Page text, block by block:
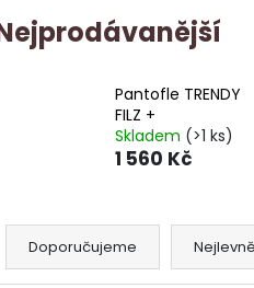
Pantofle TRENDY
FILZ +
Skladem (>1 ks)
1 560 Kč
Ř
Doporučujeme
Doporučujeme
ALPAKA PONOŽKY SNEAKER